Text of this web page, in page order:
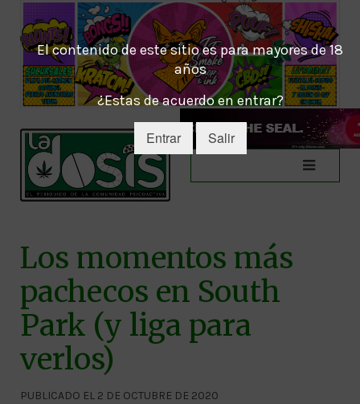
El contenido de este sitio es para mayores de 18
años
¿Estas de acuerdo en entrar?
Entrar Salir
Los momentos más
pachecos en South
Park (y liga para
verlos)
PUBLICADO EL 2 DE OCTUBRE DE 2020